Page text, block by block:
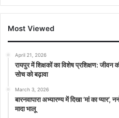
Most Viewed
April 21, 2026
रायपुर में शिक्षकों का विशेष प्रशिक्षण:
सोच को बढ़ावा
March 3, 2026
बारनवापारा अभ्यारण्य में दिखा ‘मां का
मादा भालू